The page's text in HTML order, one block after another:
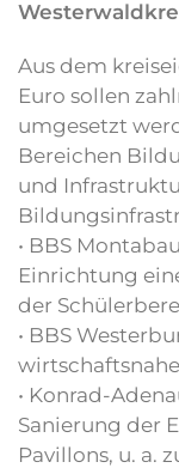
Aus dem
Euro sollen
umgesetzt
Bereichen
und
• BBS
Einrichtung
der
• BBS
• Konrad-
Sanierung der
Pavillons, u. a.